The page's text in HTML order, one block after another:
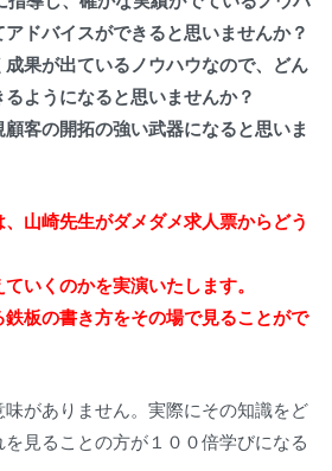
ドバイスができると思いませんか？
成果が出ているノウハウなので、どん
ようになると思いませんか？
顧客の開拓の強い武器になると思いま
山崎先生がダメダメ求人票からどう
いくのかを実演いたします。
板の書き方をその場で見ることがで
がありません。実際にその知識をど
見ることの方が１００倍学びになる